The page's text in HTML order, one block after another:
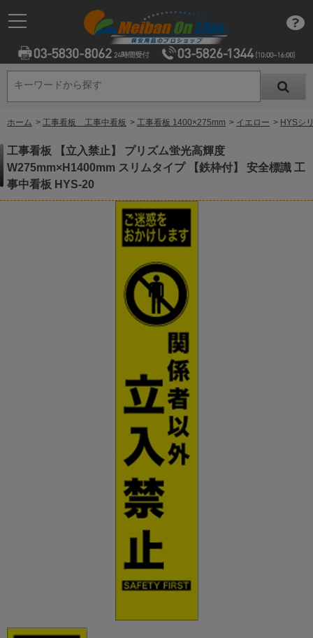
キーワードから探す
キーワードから探す
ホーム > 工事看板 工事中看板 > 工事看板 1400×275mm > イエロー > HYSシ
工事看板 【立入禁止】 プリズム蛍光高輝度
W275mm×H1400mm スリムタイプ 【鉄枠付】 安全標識 工
事中看板 HYS-20